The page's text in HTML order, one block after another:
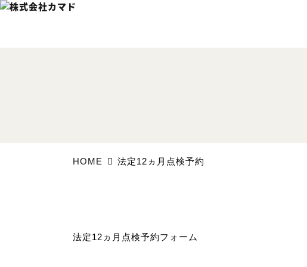
HOME 法定12ヵ月点検予約
法定12ヵ月点検予約フォーム